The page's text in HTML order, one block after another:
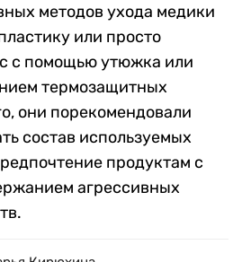
методов ухода медики
или просто
с помощью утюжка или
термозащитных
они порекомендовали
состав используемых
продуктам с
агрессивных